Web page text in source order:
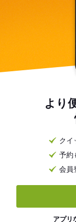
より
クイ
予約
会員
アプリ